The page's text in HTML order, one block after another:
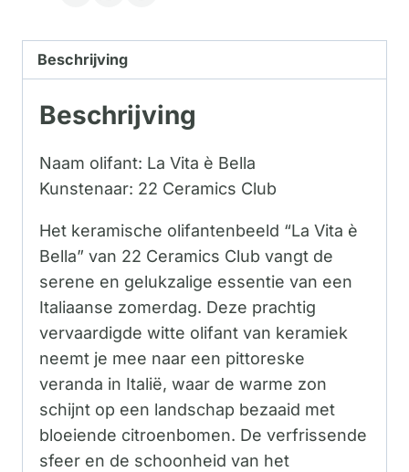
Beschrijving
Beschrijving
Naam olifant: La Vita è Bella
Kunstenaar: 22 Ceramics Club
Het keramische olifantenbeeld “La Vita è
Bella” van 22 Ceramics Club vangt de
serene en gelukzalige essentie van een
Italiaanse zomerdag. Deze prachtig
vervaardigde witte olifant van keramiek
neemt je mee naar een pittoreske
veranda in Italië, waar de warme zon
schijnt op een landschap bezaaid met
bloeiende citroenbomen. De verfrissende
sfeer en de schoonheid van het